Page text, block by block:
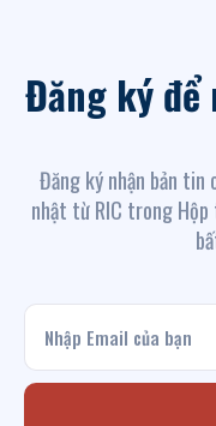
Đăng ký
Đăng ký nhận bản
nhật từ RIC trong Hộp